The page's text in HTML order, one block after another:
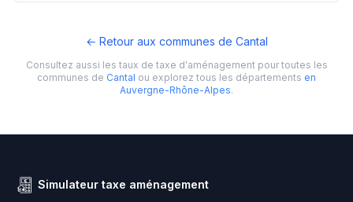
← Retour aux communes de Cantal
Consultez aussi les taux de taxe d'aménagement pour toutes les
communes de Cantal ou explorez tous les départements en
Auvergne-Rhône-Alpes.
Simulateur taxe aménagement